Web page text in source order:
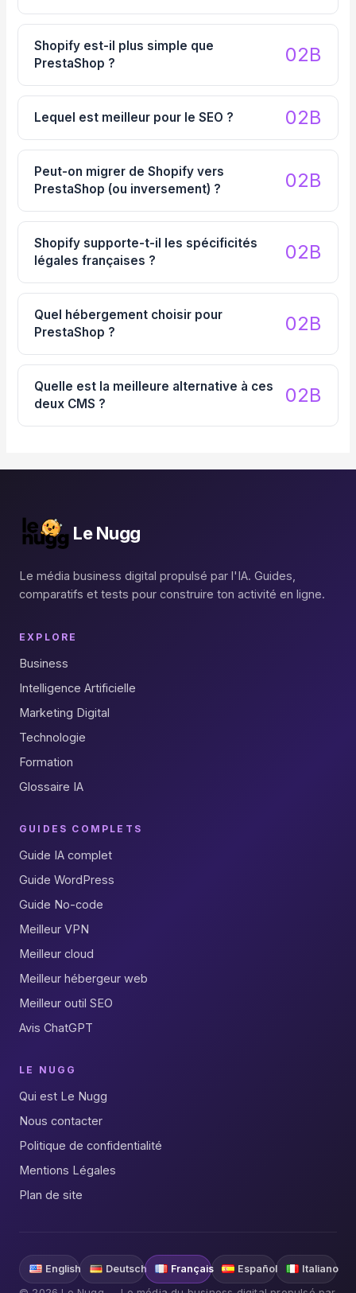
Shopify est-il plus simple que
PrestaShop ?
Lequel est meilleur pour le SEO ?
Peut-on migrer de Shopify vers
PrestaShop (ou inversement) ?
Shopify supporte-t-il les spécificités
légales françaises ?
Quel hébergement choisir pour
PrestaShop ?
Quelle est la meilleure alternative à ces
deux CMS ?
Le Nugg
Le média business digital propulsé par l'IA. Guides,
comparatifs et tests pour construire ton activité en ligne.
EXPLORE
Business
Intelligence Artificielle
Marketing Digital
Technologie
Formation
Glossaire IA
GUIDES COMPLETS
Guide IA complet
Guide WordPress
Guide No-code
Meilleur VPN
Meilleur cloud
Meilleur hébergeur web
Meilleur outil SEO
Avis ChatGPT
LE NUGG
Qui est Le Nugg
Nous contacter
Politique de confidentialité
Mentions Légales
Plan de site
English Deutsch Français Español Italiano